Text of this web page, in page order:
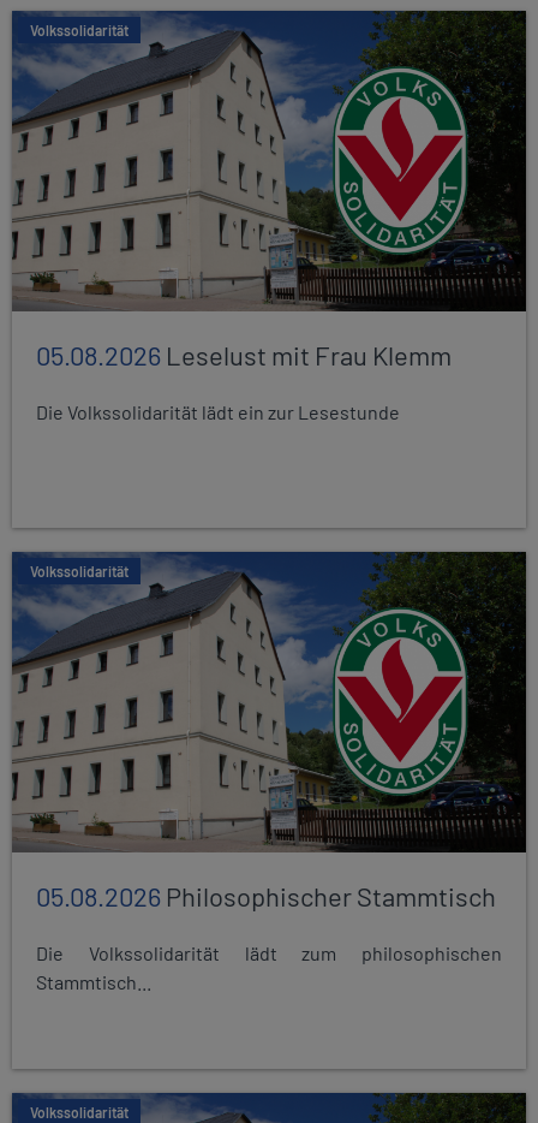
Volkssolidarität
05.08.2026 Leselust mit Frau Klemm
Die Volkssolidarität lädt ein zur Lesestunde
Volkssolidarität
05.08.2026 Philosophischer Stammtisch
Die Volkssolidarität lädt zum philosophischen
Stammtisch...
Volkssolidarität